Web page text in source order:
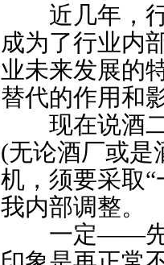
近几年，行
成为了行业内
业未来发展的
替代的作用和
现在说酒二
(无论酒厂或是
机，须要采取
我内部调整。
一定——先做